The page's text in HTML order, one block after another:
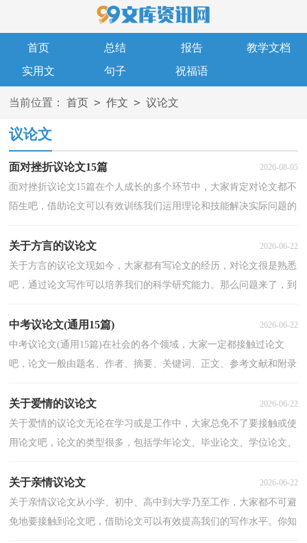
首页 总结 报告
教学文档
实用文
句子 祝福语
当前位置： 首页 > 作文 > 议论文
议论文
面对挫折议论文15篇 2026-08-05
面对挫折议论文15篇在个人成长的多个环节中，大家肯定对论文都不
陌生吧，借助论文可以有效训练我们运用理论和技能解决实际问题的
关于方言的议论文 2026-06-22
关于方言的议论文现如今，大家都有写论文的经历，对论文很是熟悉
吧，通过论文写作可以培养我们的科学研究能力。那么问题来了，到
中考议论文(通用15篇) 2026-06-22
中考议论文(通用15篇)在社会的各个领域，大家一定都接触过论文
吧，论文一般由题名、作者、摘要、关键词、正文、参考文献和附录
关于爱情的议论文 2026-06-22
关于爱情的议论文无论在学习或是工作中，大家总免不了要接触或使
用论文吧，论文的类型很多，包括学年论文、毕业论文、学位论文、
关于亲情议论文 2026-06-22
关于亲情议论文从小学、初中、高中到大学乃至工作，大家都不可避
免地要接触到论文吧，借助论文可以有效提高我们的写作水平。你知